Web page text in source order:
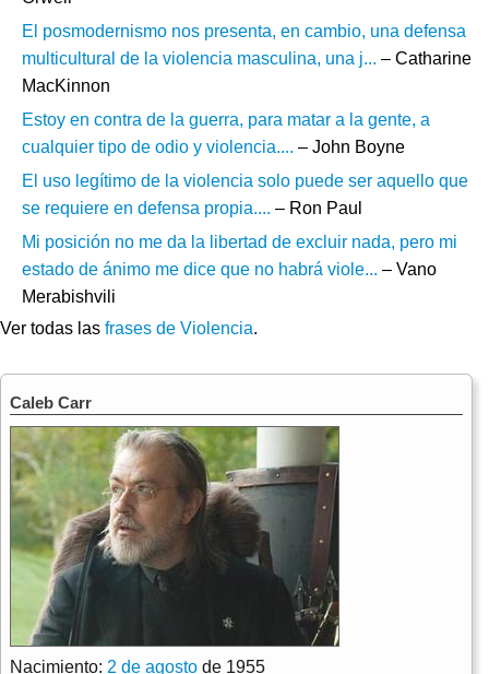
El posmodernismo nos presenta, en cambio, una defensa
multicultural de la violencia masculina, una j... – Catharine
MacKinnon
Estoy en contra de la guerra, para matar a la gente, a
cualquier tipo de odio y violencia.... – John Boyne
El uso legítimo de la violencia solo puede ser aquello que
se requiere en defensa propia.... – Ron Paul
Mi posición no me da la libertad de excluir nada, pero mi
estado de ánimo me dice que no habrá viole... – Vano
Merabishvili
Ver todas las frases de Violencia.
Caleb Carr
Nacimiento: 2 de agosto de 1955